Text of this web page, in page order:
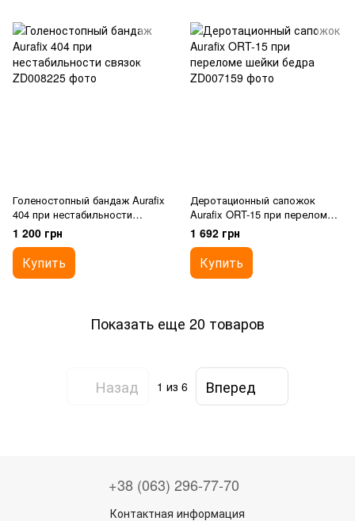
Голеностопный бандаж Aurafix
404 при нестабильности
связок
1 200 грн
Купить
Деротационный сапожок
Aurafix ORT-15 при переломе
шейки бедра
1 692 грн
Купить
Показать еще 20 товаров
Назад 1 из 6 Вперед
+38 (063) 296-77-70
Контактная информация